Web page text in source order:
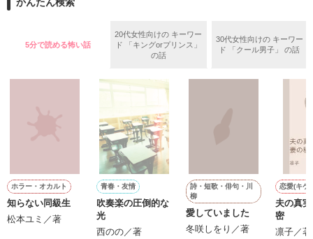
リリィ・ロゼッタ侯爵令嬢
ふんわりとした淡いピンクの髪に澄んだ水色の瞳
透き通るほど白い肌と華奢の手足
お人形のように可愛いらしい見た目とは裏腹に
サラサラとした綺麗な黒髪に綺麗な青色の瞳
あまりにも整った顔は女性たちを引き寄せる
社交界で圧倒的人気を誇っていた
表では甘いマスクを被る彼の裏は……
空から降ってきたリリィに恋したギルは
ありがとうございますヽ(´▽｀)/
２０２５.０２.１５　書籍発売中です！
○●○●○●○●○●○●○●○●
パーティーの場で、シュバリタイア王国の王太子……セドリッ
ク・ノル・シュバリタイアの声が響く。
その隣にはフランソワーズの義理の妹、マドレーヌが立ってい
（さて……ここまでは物語通りかしら）
フランソワーズ・ベルナールは前世で読んだ小説の悪役令嬢だ
った。
そして『聖女』として悪魔の宝玉を抑えて国を守っていたのだ
が……。
（これですべてが思い通りに終わると思っているんでしょう
かんたん検索
5分で読める怖い話
20代女性向けの キーワー
ド 「キングorプリンス」
の話
30代女性向けの キーワー
ド 「クール男子」 の話
ホラー・オカルト
知らない同級生
松本ユミ／著
青春・友情
吹奏楽の圧倒的な
光
西のの／著
詩・短歌・俳句・川
柳
愛していました
冬咲しをり／著
恋愛(キケ
夫の真
密
凛子／著